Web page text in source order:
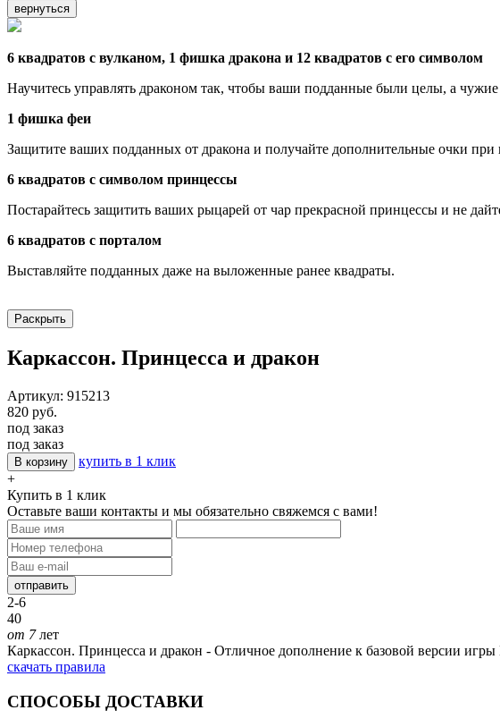
вернуться
6 квадратов с вулканом, 1 фишка дракона и 12 квадратов с его символом
Научитесь управлять драконом так, чтобы ваши подданные были целы, а
1 фишка феи
Защитите ваших подданных от дракона и получайте дополнительные очки
6 квадратов с символом принцессы
Постарайтесь защитить ваших рыцарей от чар прекрасной принцессы и не
6 квадратов с порталом
Выставляйте подданных даже на выложенные ранее квадраты.
Раскрыть
Каркассон. Принцесса и дракон
Артикул: 915213
820 руб.
под заказ
под заказ
В корзину
купить в 1 клик
+
Купить в 1 клик
Оставьте ваши контакты и мы обязательно свяжемся с вами!
отправить
2-6
40
от 7 лет
Каркассон. Принцесса и дракон - Отличное дополнение к базовой версии игры
скачать правила
СПОСОБЫ ДОСТАВКИ